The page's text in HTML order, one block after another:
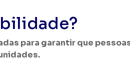
para garantir que